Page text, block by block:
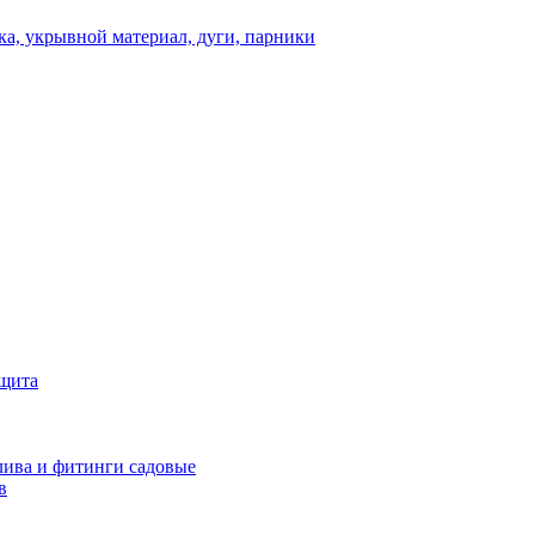
укрывной материал, дуги, парники
и фитинги садовые